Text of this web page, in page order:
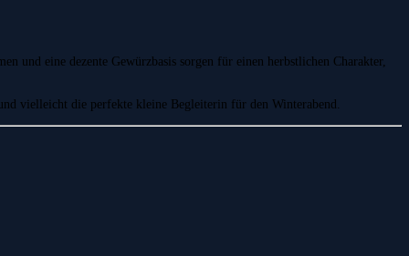
und eine dezente Gewürzbasis sorgen für einen herbstlichen Charakter,
vielleicht die perfekte kleine Begleiterin für den Winterabend.